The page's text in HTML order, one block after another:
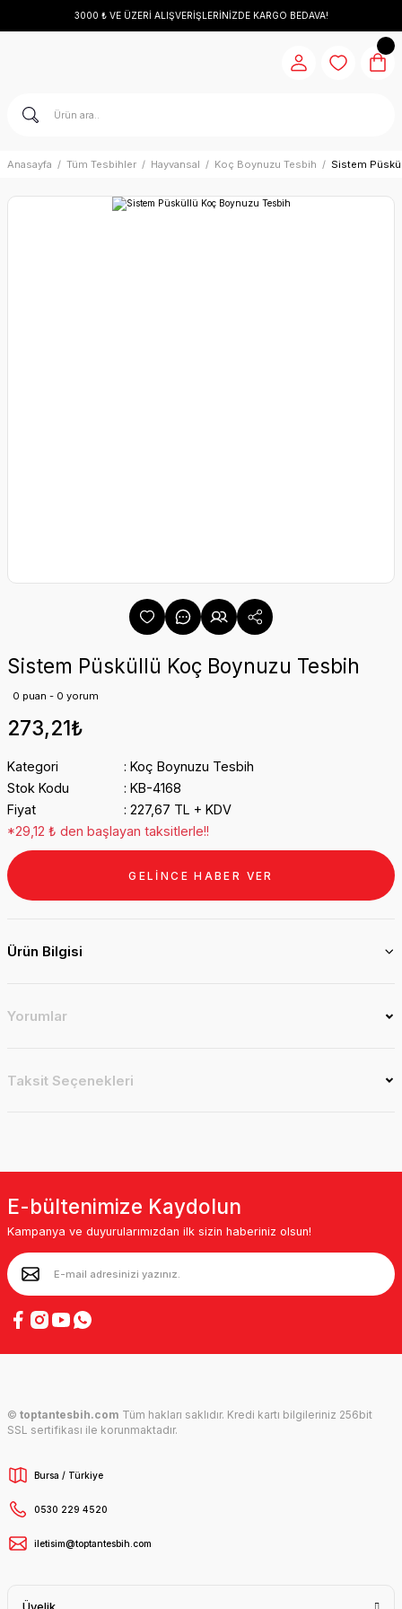
3000 ₺ VE ÜZERİ ALIŞVERİŞLERİNİZDE KARGO BEDAVA!
Anasayfa Tüm Tesbihler Hayvansal Koç Boynuzu Tesbih Sistem
Sistem Püsküllü Koç Boynuzu Tesbih
0 puan - 0 yorum
273,21₺
Kategori
Koç Boynuzu Tesbih
Stok Kodu
KB-4168
Fiyat
227,67 TL + KDV
*29,12 ₺ den başlayan taksitlerle!!
GELİNCE HABER VER
Ürün Bilgisi
Yorumlar
Taksit Seçenekleri
E-bültenimize Kaydolun
Kampanya ve duyurularımızdan ilk sizin haberiniz olsun!
© toptantesbih.com Tüm hakları saklıdır. Kredi kartı bilgileriniz 256bit
SSL sertifikası ile korunmaktadır.
Bursa / Türkiye
0530 229 4520
iletisim@toptantesbih.com